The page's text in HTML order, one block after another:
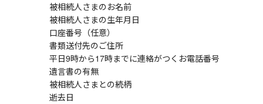
被相続人さまのお名前
被相続人さまの生年月日
口座番号（任意）
書類送付先のご住所
平日9時から17時までに連絡がつくお電話番号
遺言書の有無
被相続人さまとの続柄
逝去日